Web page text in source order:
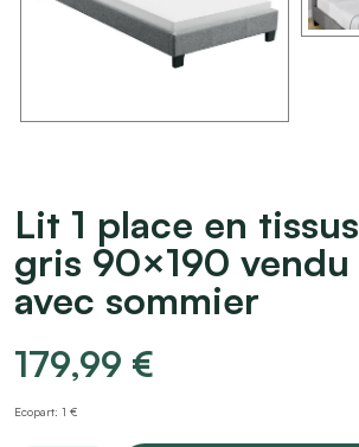
Lit 1 place en tissus
gris 90×190 vendu
avec sommier
179,99 €
Ecopart: 1 €